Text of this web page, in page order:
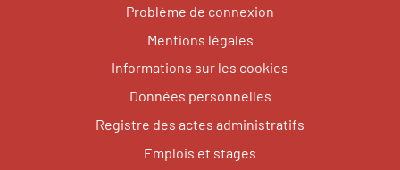
Problème de connexion
Mentions légales
Informations sur les cookies
Données personnelles
Registre des actes administratifs
Emplois et stages